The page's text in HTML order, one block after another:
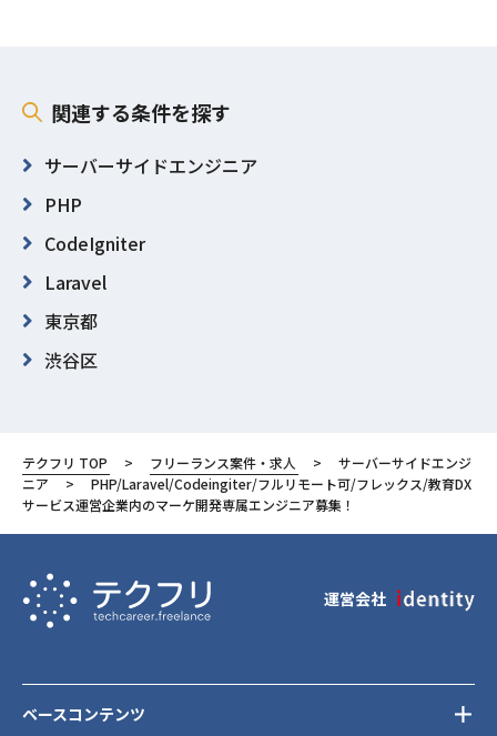
関連する条件を探す
サーバーサイドエンジニア
PHP
CodeIgniter
Laravel
東京都
渋谷区
テクフリ TOP フリーランス案件・求人
サーバーサイドエンジ
ニア
PHP/Laravel/Codeingiter/フルリモート可/フレックス/教育DX
サービス運営企業内のマーケ開発専属エンジニア募集！
運営会社
ベースコンテンツ